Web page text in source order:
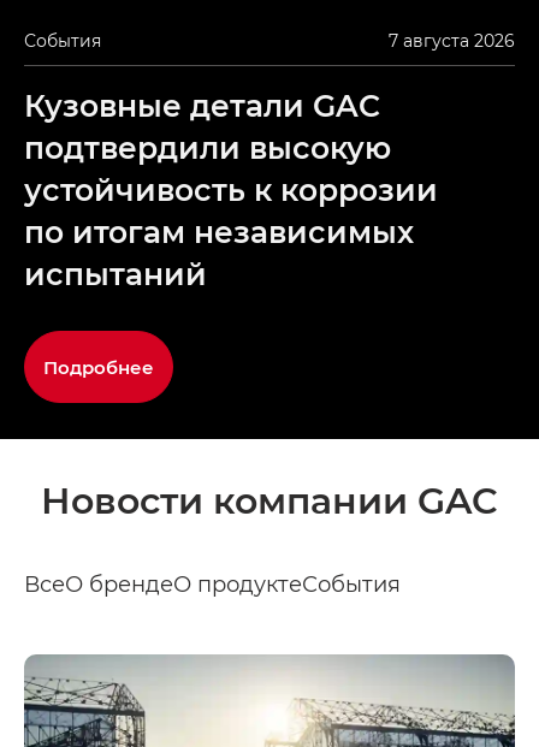
События 7 августа 2026
Кузовные детали GAC
подтвердили высокую
устойчивость к коррозии
по итогам независимых
испытаний
Подробнее
Новости компании GAC
ВсеО брендеО продуктеСобытия